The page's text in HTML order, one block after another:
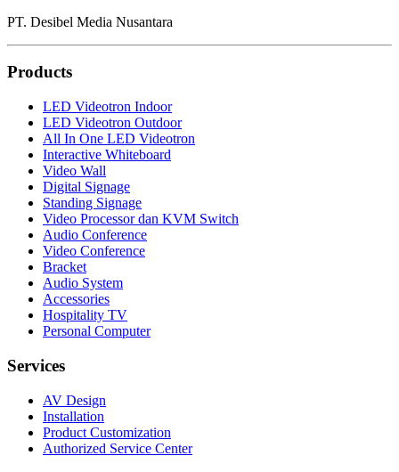
PT. Desibel Media Nusantara
Products
LED Videotron Indoor
LED Videotron Outdoor
All In One LED Videotron
Interactive Whiteboard
Video Wall
Digital Signage
Standing Signage
Video Processor dan KVM Switch
Audio Conference
Video Conference
Bracket
Audio System
Accessories
Hospitality TV
Personal Computer
Services
AV Design
Installation
Product Customization
Authorized Service Center